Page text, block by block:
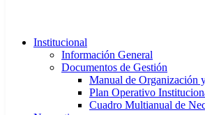
Institucional
Información General
Documentos de Gestión
Manual de Organización
Plan Operativo
Cuadro Multianual de